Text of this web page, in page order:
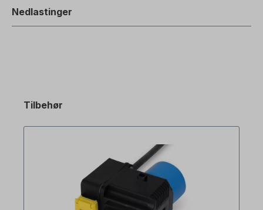
Nedlastinger
Tilbehør